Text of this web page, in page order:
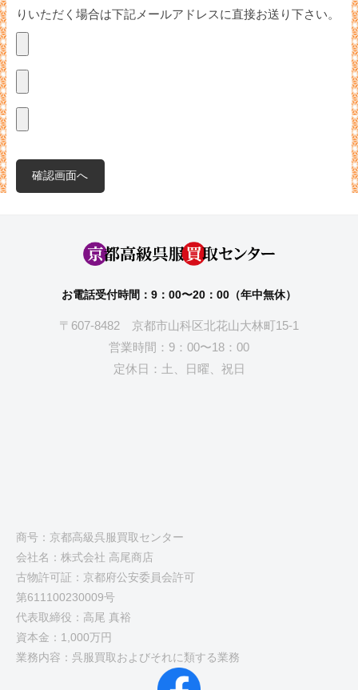
りいただく場合は下記メールアドレスに直接お送り下さい。
お電話受付時間：9：00〜20：00（年中無休）
〒607-8482 京都市山科区北花山大林町15-1
営業時間：9：00〜18：00
定休日：土、日曜、祝日
商号：京都高級呉服買取センター
会社名：株式会社 高尾商店
古物許可証：京都府公安委員会許可
第611100230009号
代表取締役：高尾 真裕
資本金：1,000万円
業務内容：呉服買取およびそれに類する業務